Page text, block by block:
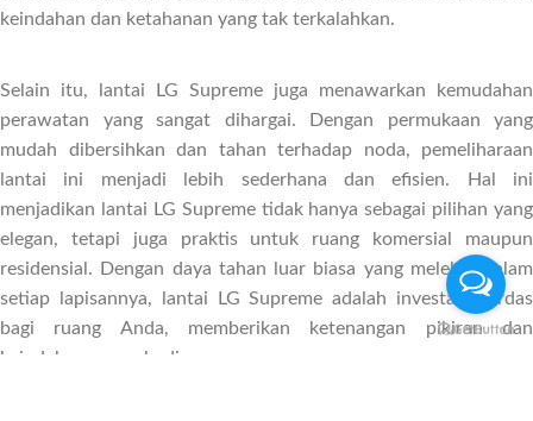
keindahan dan ketahanan yang tak terkalahkan.
Selain itu, lantai LG Supreme juga menawarkan kemudahan
perawatan yang sangat dihargai. Dengan permukaan yang
mudah dibersihkan dan tahan terhadap noda, pemeliharaan
lantai ini menjadi lebih sederhana dan efisien. Hal ini
menjadikan lantai LG Supreme tidak hanya sebagai pilihan yang
elegan, tetapi juga praktis untuk ruang komersial maupun
residensial. Dengan daya tahan luar biasa yang melekat dalam
setiap lapisannya, lantai LG Supreme adalah investasi cerdas
bagi ruang Anda, memberikan ketenangan pikiran dan
keindahan yang abadi.